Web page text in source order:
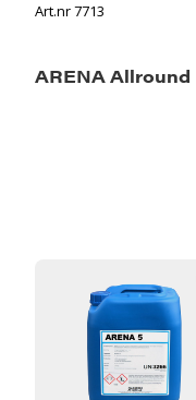
Art.nr 7713
ARENA Allround